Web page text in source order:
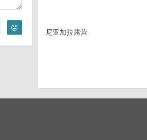
尼亚加拉露营